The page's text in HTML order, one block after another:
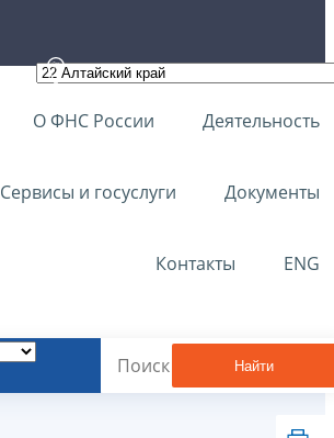
О ФНС России Деятельность
Сервисы и госуслуги Документы
Контакты ENG
Найти